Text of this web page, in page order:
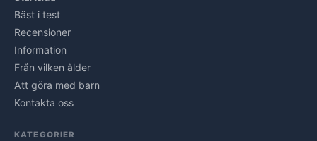
Bäst i test
Recensioner
Information
Från vilken ålder
Att göra med barn
Kontakta oss
KATEGORIER